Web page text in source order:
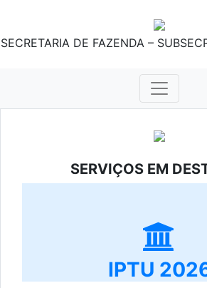
SECRETARIA DE FAZENDA –
SERVIÇOS EM
IPTU